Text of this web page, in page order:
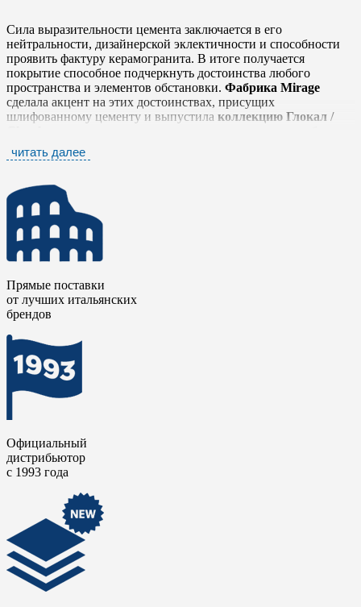
Сила выразительности цемента заключается в его
нейтральности, дизайнерской эклектичности и способности
проявить фактуру керамогранита. В итоге получается
покрытие способное подчеркнуть достоинства любого
пространства и элементов обстановки. Фабрика Mirage
сделала акцент на этих достоинствах, присущих
шлифованному цементу и выпустила коллекцию Глокал /
наиболее оригинальном облике, не забывая о тщательной
Коллекция Глокал / Glocal
нейтральными тонами от белого до антрацита, которые
прекрасно сочетаются между собой. Серия дополнена яркими
элементами в стиле «Печворк» и стилизованными
мозаичными плашками в виде вытянутых ромбов. Такое
разнообразие позволяет комбинировать плитку с другими
коллекциямифабрики Mirage
выразительными дизайнерские и интерьерные решения.
читать далее
Прямые поставки
от лучших итальянских
брендов
Официальный
дистрибьютор
с 1993 года